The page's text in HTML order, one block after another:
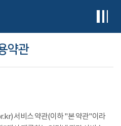
약관
서비스 약관(이하 "본 약관"이라